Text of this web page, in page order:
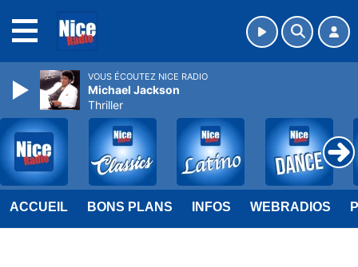
ACCUEIL BONS PLANS INFOS WEBRADIOS
VOUS ÉCOUTEZ NICE RADIO
Michael Jackson
Thriller